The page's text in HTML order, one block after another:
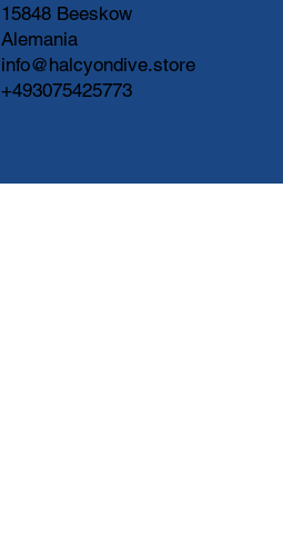
15848 Beeskow
Alemania
info@halcyondive.store
+493075425773